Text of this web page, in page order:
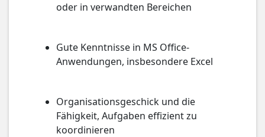
oder in verwandten Bereichen
Gute Kenntnisse in MS Office-
Anwendungen, insbesondere Excel
Organisationsgeschick und die
Fähigkeit, Aufgaben effizient zu
koordinieren